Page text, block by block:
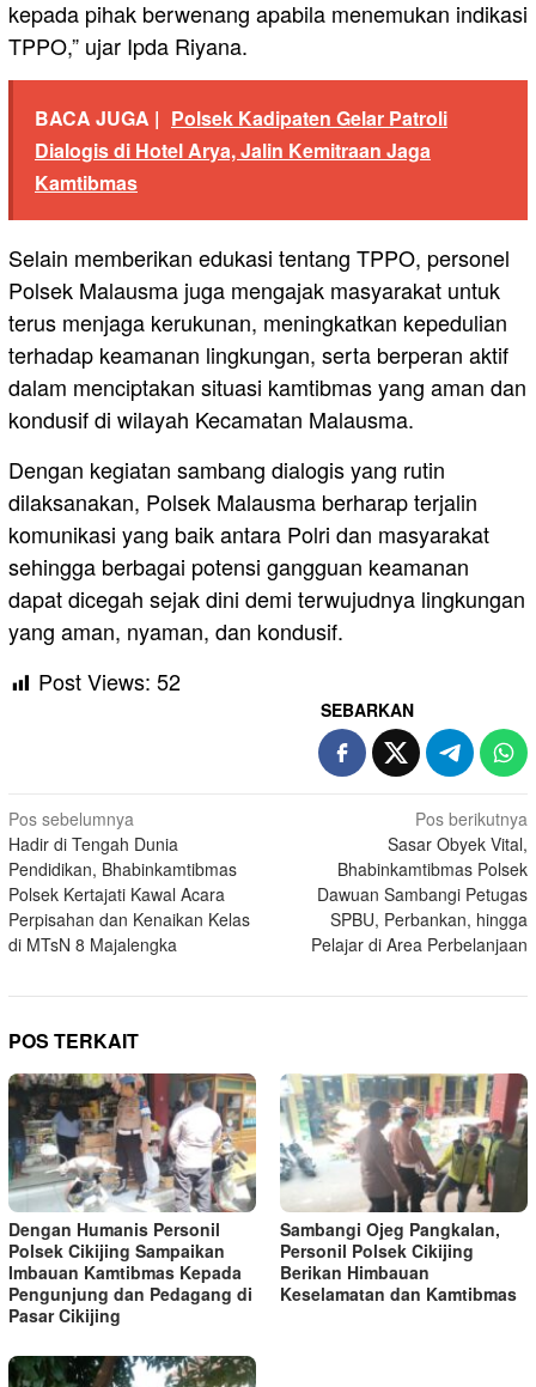
kepada pihak berwenang apabila menemukan indikasi
TPPO,” ujar Ipda Riyana.
BACA JUGA | Polsek Kadipaten Gelar Patroli
Dialogis di Hotel Arya, Jalin Kemitraan Jaga
Kamtibmas
Selain memberikan edukasi tentang TPPO, personel
Polsek Malausma juga mengajak masyarakat untuk
terus menjaga kerukunan, meningkatkan kepedulian
terhadap keamanan lingkungan, serta berperan aktif
dalam menciptakan situasi kamtibmas yang aman dan
kondusif di wilayah Kecamatan Malausma.
Dengan kegiatan sambang dialogis yang rutin
dilaksanakan, Polsek Malausma berharap terjalin
komunikasi yang baik antara Polri dan masyarakat
sehingga berbagai potensi gangguan keamanan
dapat dicegah sejak dini demi terwujudnya lingkungan
yang aman, nyaman, dan kondusif.
Post Views: 52
SEBARKAN
Navigasi
pos
Pos sebelumnya
Hadir di Tengah Dunia
Pendidikan, Bhabinkamtibmas
Polsek Kertajati Kawal Acara
Perpisahan dan Kenaikan Kelas
di MTsN 8 Majalengka
Pos berikutnya
Sasar Obyek Vital,
Bhabinkamtibmas Polsek
Dawuan Sambangi Petugas
SPBU, Perbankan, hingga
Pelajar di Area Perbelanjaan
POS TERKAIT
Dengan Humanis Personil
Polsek Cikijing Sampaikan
Imbauan Kamtibmas Kepada
Pengunjung dan Pedagang di
Pasar Cikijing
Sambangi Ojeg Pangkalan,
Personil Polsek Cikijing
Berikan Himbauan
Keselamatan dan Kamtibmas